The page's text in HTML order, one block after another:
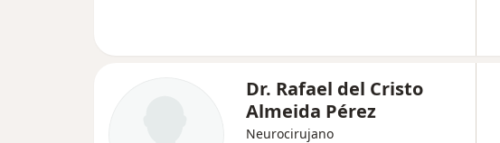
Dr. Rafael del Cristo
Almeida Pérez
Neurocirujano